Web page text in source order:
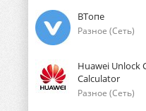
ВТопе
Разное (Сеть)
Huawei Unlock
Calculator
Разное (Сеть)